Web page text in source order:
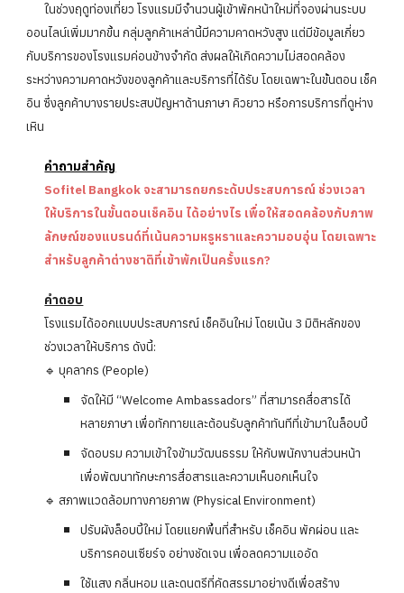
ในช่วงฤดูท่องเที่ยว โรงแรมมีจำนวนผู้เข้าพักหน้าใหม่ที่จองผ่านระบบ
ออนไลน์เพิ่มมากขึ้น กลุ่มลูกค้าเหล่านี้มีความคาดหวังสูง แต่มีข้อมูลเกี่ยว
กับบริการของโรงแรมค่อนข้างจำกัด ส่งผลให้เกิดความไม่สอดคล้อง
ระหว่างความคาดหวังของลูกค้าและบริการที่ได้รับ โดยเฉพาะในขั้นตอน เช็ค
อิน ซึ่งลูกค้าบางรายประสบปัญหาด้านภาษา คิวยาว หรือการบริการที่ดูห่าง
เหิน
คำถามสำคัญ
Sofitel Bangkok จะสามารถยกระดับประสบการณ์ ช่วงเวลา
ให้บริการในขั้นตอนเช็คอิน ได้อย่างไร เพื่อให้สอดคล้องกับภาพ
ลักษณ์ของแบรนด์ที่เน้นความหรูหราและความอบอุ่น โดยเฉพาะ
สำหรับลูกค้าต่างชาติที่เข้าพักเป็นครั้งแรก?
คำตอบ
โรงแรมได้ออกแบบประสบการณ์ เช็คอินใหม่ โดยเน้น 3 มิติหลักของ
ช่วงเวลาให้บริการ ดังนี้:
🔹 บุคลากร (People)
จัดให้มี “Welcome Ambassadors” ที่สามารถสื่อสารได้
หลายภาษา เพื่อทักทายและต้อนรับลูกค้าทันทีที่เข้ามาในล็อบบี้
จัดอบรม ความเข้าใจข้ามวัฒนธรรม ให้กับพนักงานส่วนหน้า
เพื่อพัฒนาทักษะการสื่อสารและความเห็นอกเห็นใจ
🔹 สภาพแวดล้อมทางกายภาพ (Physical Environment)
ปรับผังล็อบบี้ใหม่ โดยแยกพื้นที่สำหรับ เช็คอิน พักผ่อน และ
บริการคอนเซียร์จ อย่างชัดเจน เพื่อลดความแออัด
ใช้แสง กลิ่นหอม และดนตรีที่คัดสรรมาอย่างดีเพื่อสร้าง